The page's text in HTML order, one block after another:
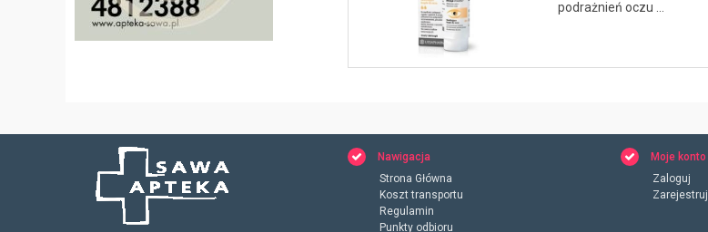
podrażnień oczu ...
Nawigacja
Strona Główna
Koszt transportu
Regulamin
Punkty odbioru
Moje konto
Zaloguj
Zarejestruj